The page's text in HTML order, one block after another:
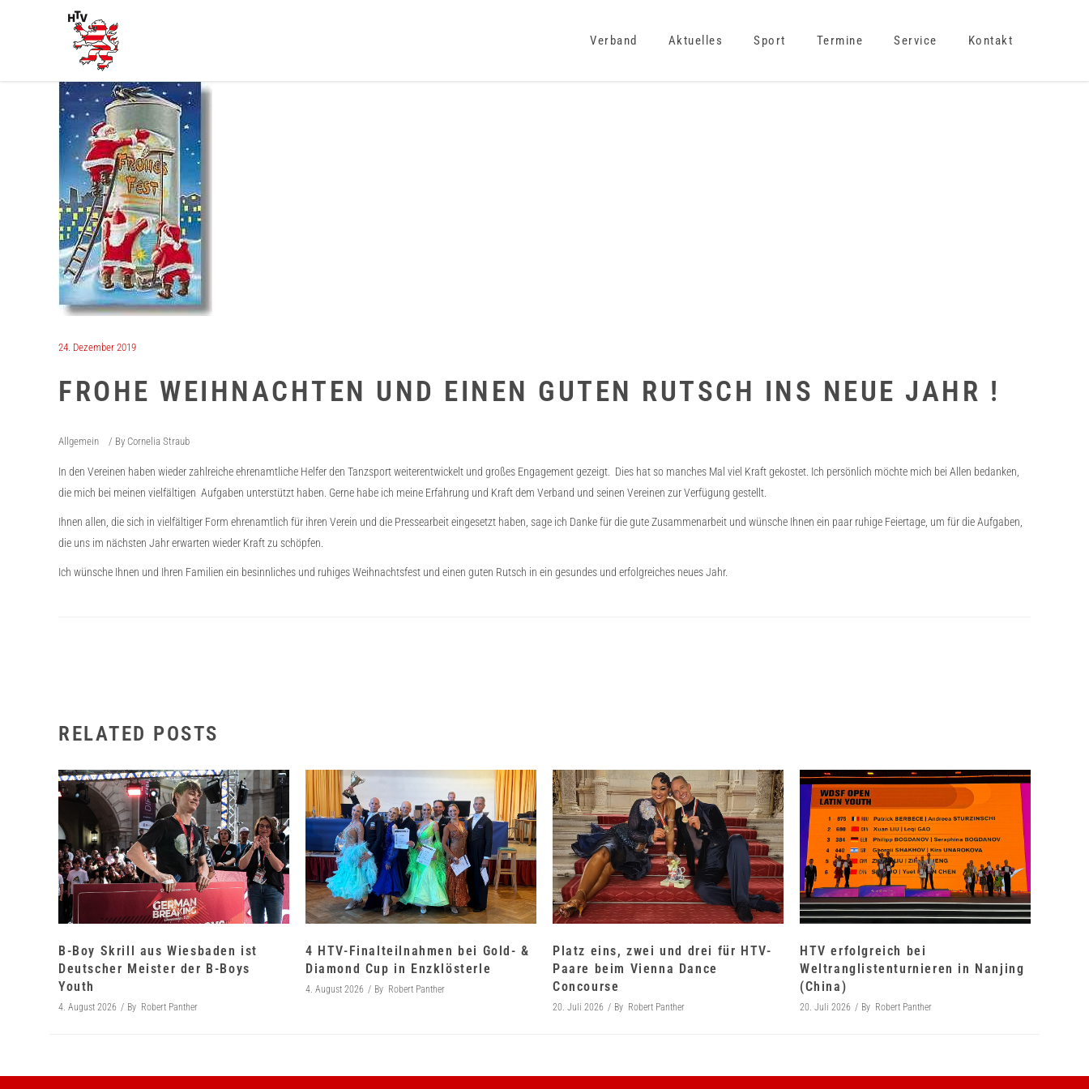
Verband Aktuelles Sport Termine Service Kontakt
24. Dezember 2019
FROHE WEIHNACHTEN UND EINEN GUTEN RUTSCH INS NEUE JAHR !
Allgemein By Cornelia Straub
In den Vereinen haben wieder zahlreiche ehrenamtliche Helfer den Tanzsport weiterentwickelt und großes Engagement gezeigt. Dies hat so manches Mal viel Kraft gekostet. Ich persönlich möchte mich bei Allen bedanken,
die mich bei meinen vielfältigen Aufgaben unterstützt haben. Gerne habe ich meine Erfahrung und Kraft dem Verband und seinen Vereinen zur Verfügung gestellt.
Ihnen allen, die sich in vielfältiger Form ehrenamtlich für ihren Verein und die Pressearbeit eingesetzt haben, sage ich Danke für die gute Zusammenarbeit und wünsche Ihnen ein paar ruhige Feiertage, um für die Aufgaben,
die uns im nächsten Jahr erwarten wieder Kraft zu schöpfen.
Ich wünsche Ihnen und Ihren Familien ein besinnliches und ruhiges Weihnachtsfest und einen guten Rutsch in ein gesundes und erfolgreiches neues Jahr.
RELATED POSTS
B-Boy Skrill aus Wiesbaden ist
Deutscher Meister der B-Boys
Youth
4. August 2026 By Robert Panther
4 HTV-Finalteilnahmen bei Gold- &
Diamond Cup in Enzklösterle
4. August 2026 By Robert Panther
Platz eins, zwei und drei für HTV-
Paare beim Vienna Dance
Concourse
20. Juli 2026 By Robert Panther
HTV erfolgreich bei
Weltranglistenturnieren in Nanjing
(China)
20. Juli 2026 By Robert Panther